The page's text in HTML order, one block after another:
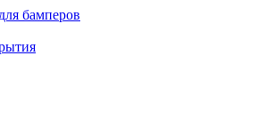
бамперов